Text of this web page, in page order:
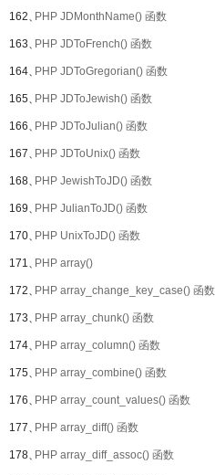
162、PHP JDMonthName() 函数
163、PHP JDToFrench() 函数
164、PHP JDToGregorian() 函数
165、PHP JDToJewish() 函数
166、PHP JDToJulian() 函数
167、PHP JDToUnix() 函数
168、PHP JewishToJD() 函数
169、PHP JulianToJD() 函数
170、PHP UnixToJD() 函数
171、PHP array()
172、PHP array_change_key_case() 函数
173、PHP array_chunk() 函数
174、PHP array_column() 函数
175、PHP array_combine() 函数
176、PHP array_count_values() 函数
177、PHP array_diff() 函数
178、PHP array_diff_assoc() 函数